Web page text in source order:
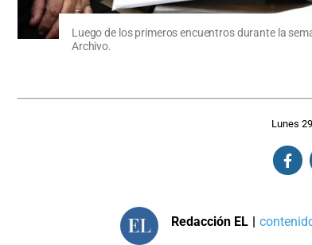
Luego de los primeros encuentros durante la
Archivo.
Lunes
Redacción EL |